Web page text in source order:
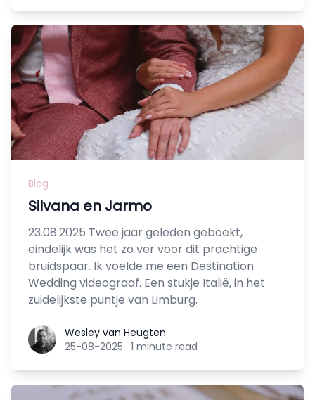
Blog
Silvana en Jarmo
23.08.2025 Twee jaar geleden geboekt,
eindelijk was het zo ver voor dit prachtige
bruidspaar. Ik voelde me een Destination
Wedding videograaf. Een stukje Italië, in het
zuidelijkste puntje van Limburg.
Wesley van Heugten
Wesley van Heugten
25-08-2025 · 1 minute read